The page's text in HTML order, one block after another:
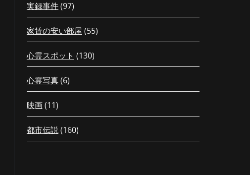
実録事件(97)
家賃の安い部屋 (55)
心霊スポット (130)
心霊写真(6)
映画(11)
都市伝説(160)